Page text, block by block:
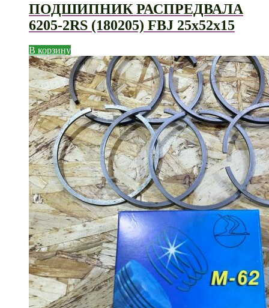
ПОДШИПНИК РАСПРЕДВАЛА
6205-2RS (180205) FBJ 25х52х15
В корзину